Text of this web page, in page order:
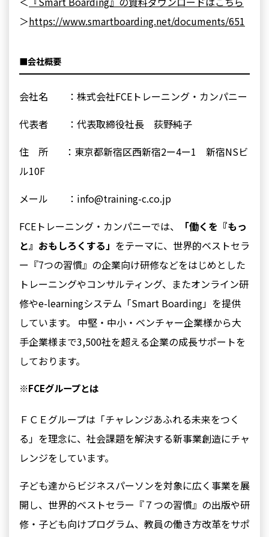
＞https://www.smartboarding.net/documents/651
■会社概要
会社名 ：株式会社FCEトレーニング・カンパニー
代表者 ：代表取締役社長 荻野純子
住 所 ：東京都新宿区西新宿2ー4ー1 新宿NSビ
ル10F
メール ：info@training-c.co.jp
FCEトレーニング・カンパニーでは、
「働くを『もっ
と』おもしろくする」 をテーマに、世界的ベストセラ
ー『7つの習慣』の企業向け研修などをはじめとした
トレーニングやコンサルティング、またオンライン研
修やe-learningシステム「Smart Boarding」を提供
しています。 中堅・中小・ベンチャー企業様から大
手企業様まで3,500社を超える企業の成長サポートを
しております。
※FCEグループとは
ＦＣＥグループは「チャレンジあふれる未来をつく
る」を理念に、社会課題を解決する新事業創造にチャ
レンジをしています。
子ども達からビジネスパーソンを対象に広く事業を展
開し、世界的ベストセラー『７つの習慣』の出版や研
修・子ども向けプログラム、教員の働き方改革をサポ